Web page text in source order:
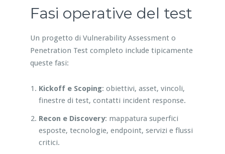
Fasi operative del test
Un progetto di Vulnerability Assessment o
Penetration Test completo include tipicamente
queste fasi:
Kickoff e Scoping: obiettivi, asset, vincoli,
finestre di test, contatti incident response.
Recon e Discovery: mappatura superfici
esposte, tecnologie, endpoint, servizi e flussi
critici.